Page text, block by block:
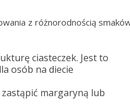
z różnorodnością
ciasteczek. Jest to
osób na diecie
margaryną lub